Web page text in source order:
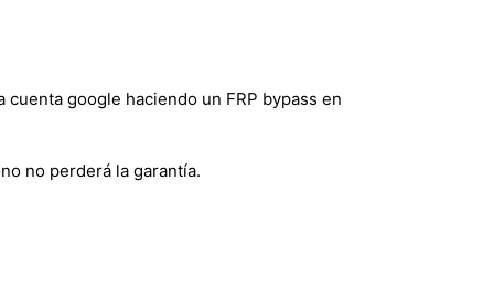
google haciendo un FRP bypass en
no perderá la garantía.